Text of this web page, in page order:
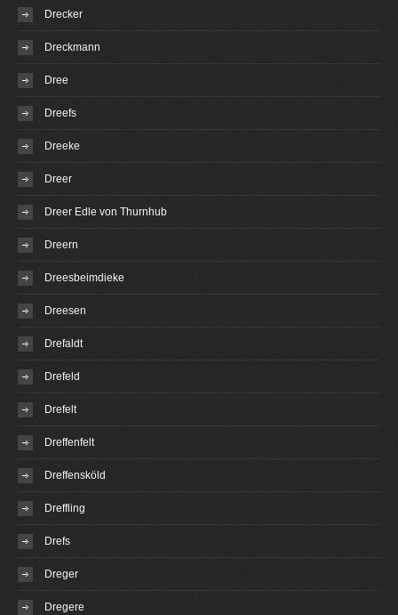
Drecker
Dreckmann
Dree
Dreefs
Dreeke
Dreer
Dreer Edle von Thurnhub
Dreern
Dreesbeimdieke
Dreesen
Drefaldt
Drefeld
Drefelt
Dreffenfelt
Dreffensköld
Dreffling
Drefs
Dreger
Dregere